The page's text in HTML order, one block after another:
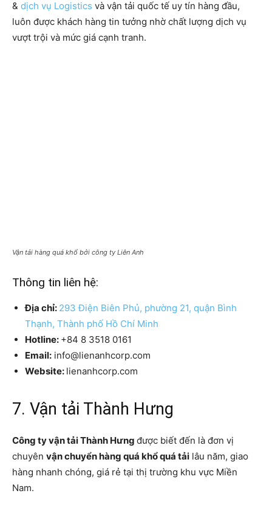
& dịch vụ Logistics và vận tải quốc tế uy tín hàng đầu,
luôn được khách hàng tin tưởng nhờ chất lượng dịch vụ
vượt trội và mức giá cạnh tranh.
Vận tải hàng quá khổ bởi công ty Liên Anh
Thông tin liên hệ:
Địa chỉ: 293 Điện Biên Phủ, phường 21, quận Bình
Thạnh, Thành phố Hồ Chí Minh
Hotline: +84 8 3518 0161
Email: info@lienanhcorp.com
Website: lienanhcorp.com
7. Vận tải Thành Hưng
Công ty vận tải Thành Hưng được biết đến là đơn vị
chuyên vận chuyển hàng quá khổ quá tải lâu năm, giao
hàng nhanh chóng, giá rẻ tại thị trường khu vực Miền
Nam.